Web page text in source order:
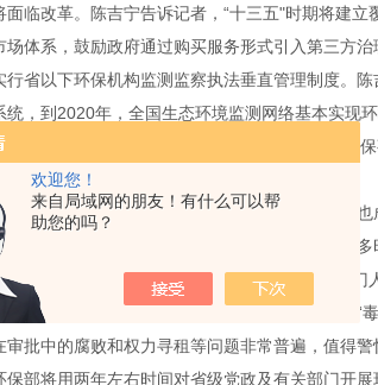
欢迎您！
来自局域网的朋友！有什么可以帮
助您的吗？
临改革。陈吉宁告诉记者，“十三五"时期将建
体系，鼓励政府通过购买服务形式引入第三方
省以下环保机构监测监察执法垂直管理制度。
，到2020年，全国生态环境监测网络基本实现
制造商，必将为中国的环
免责"
地方环保部门作为地方重要的监管部门，往往
里冒着黑烟，当地政府真的不知道？实际上很
在很多权力寻租问题，企业只要“伺候"环保部门
部反馈专项巡视情况时直言，环保部门存在的“
批中的腐败和权力寻租等问题非常普遍，值得警
部将用两年左右时间对省级党政及有关部门开